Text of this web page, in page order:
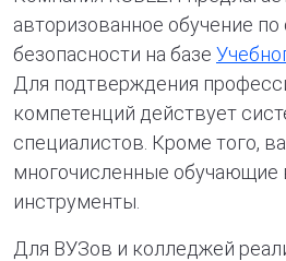
авторизованное обучение
безопасности на базе
Для подтверждения
компетенций действует
специалистов. Кроме того,
многочисленные обучающие
инструменты.
Для ВУЗов и колледжей